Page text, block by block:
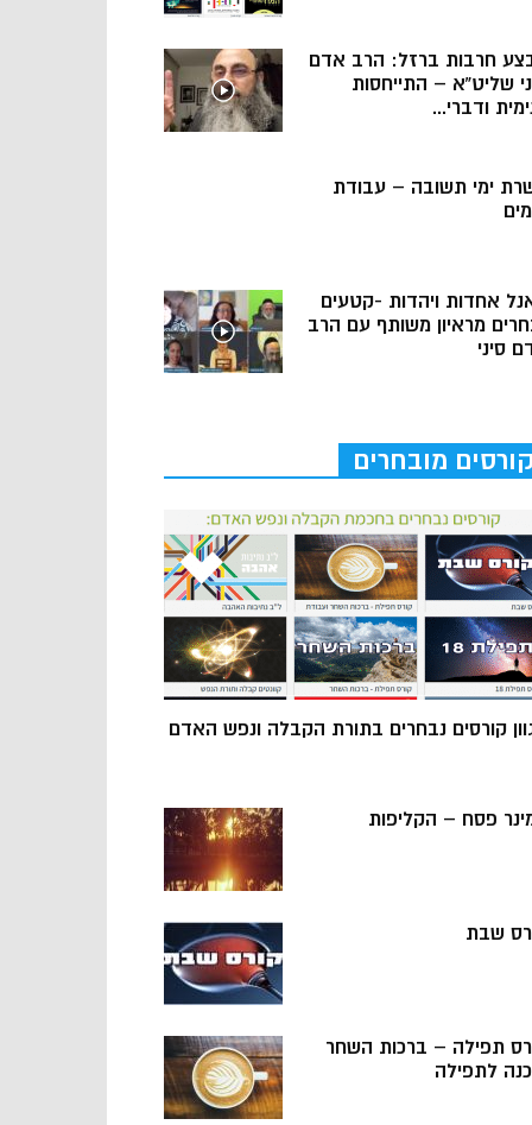
חרבות ברזל: הרב אדם
שליט”א – התייחסות
ודברי...
ימי תשובה – עבודת
אחדות ויהדות -קטעים
מראיון משותף עם הרב
סיני
קורסים מובחרים
קורסים נבחרים בתורת הקבלה ונפש האדם
פסח – הקליפות
שבת
תפילה – ברכות השחר
לתפילה